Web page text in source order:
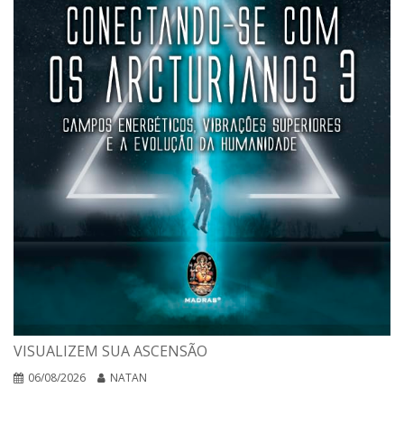
VISUALIZEM SUA ASCENSÃO
06/08/2026 NATAN